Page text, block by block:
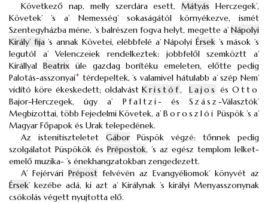
Következő nap, melly szerdára esett,Mátyás Herczegek’,
Követek’ ’s a’ Nemesség’ sokaságától környékezve, ismét
Szentegyházba méne, ’s balrészen fogva helyt, megette a’ Nápolyi
Király’ fija’s annak Követei, elébbfelé a’ NápolyiÉrsek ’s mások ’s
legutól a’ Velenczeiek rendelkeztek: jobbfelől szemköztt a’
Királlyal Beatrixüle gazdag borítéku emeleten, előtte pedig
Palotás-asszonyai* térdepeltek, ’s valamivel hátulabb a’ szép Nem’
vidító köre ékeskedett; oldalvástKristóf,Lajos ésOtto
Bajor-Herczegek, úgy a’ Pfaltzi- ésSzász-Választók’
Megbizottai, több Fejedelmi Követek, a’ Boroszlói Püspök ’s a’
Magyar Főpapok és Urak telepedének.
Az istenitiszteletet GáborPüspök végzé: tőnnek pedig
szolgálatot Püspökök és Prépostok, ’s az egész templom lelket-
emelő muzika- ’s énekhangzatokban zengedezett.
A’ Fejérvári Prépost felvévén az Evangyéliomok’ könyvét az
Érsek’ kezébe adá, ki azt a’ Királynak ’s királyi Menyasszonynak
csókolás végett nyujtotta elő.